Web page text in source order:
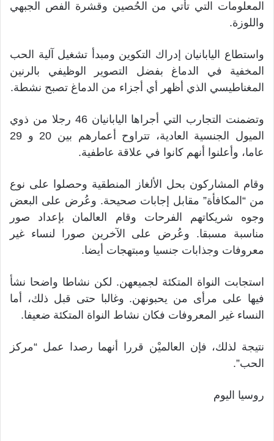
المعلومات التي تأتي من الحُصين وقشرة الفص الجبهي
واللوزة.
واستطاع اليابانيان إدراك التكوين ومبدأ تشغيل آلية الحب
المخفية في الدماغ بفضل التصوير الوظيفي بالرنين
المغناطيسي الذي أظهر أي أجزاء من الدماغ تصبح نشطة.
وتضمنت التجارب التي أجراها اليابانيان 46 رجلا من ذوي
الميول الجنسية العادية، تتراوح أعمارهم بين 20 و 29
عاما، وأعلنوا أنهم كانوا في علاقة عاطفية.
وقام المشاركون بحل الألغاز المنطقية وحصلوا على نوع
من “المكافأة” مقابل إجابات صحيحة. وعُرض على البعض
وجوه شريكاتهم الفرحات وقام العالمان بإعداد صور
مناسبة مسبقا. وعُرض على الآخرين صورا لنساء غير
معروفات وجذابات جنسيا ومبتهجات أيضا.
استجابت النواة المتكئة لجميعهن. لكن نشاطا واضحا نشأ
فيها على مرأى من يحبونهن. وغالبا حتى قبل ذلك، أما
النساء غير المعروفات فكان نشاط النواة المتكئة ضعيفا.
نتيجة لذلك، فإن العالميْن قررا أنهما رصدا عمل “مركز
الحب”.
روسيا اليوم